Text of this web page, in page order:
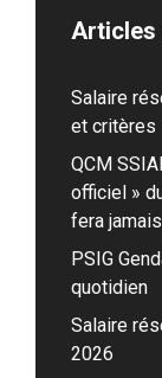
Articles
Salaire
et critères
QCM
officiel »
fera
PSIG
quotidien
Salaire
2026